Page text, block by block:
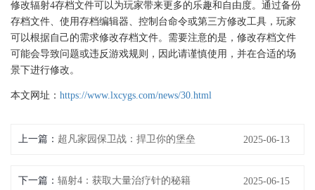
修改辐射4存档文件可以为玩家带来更多的乐趣和自由度。通过备份
存档文件、使用存档编辑器、控制台命令或第三方修改工具，玩家
可以根据自己的需求修改存档文件。需要注意的是，修改存档文件
可能会导致问题或违反游戏规则，因此请谨慎使用，并在合适的场
景下进行修改。
本文网址： https://www.lxcygs.com/news/30.html
上一篇： 超凡家园保卫战：捍卫你的堡垒 2025-06-13
下一篇： 辐射4：获取大量治疗针的秘籍 2025-06-15